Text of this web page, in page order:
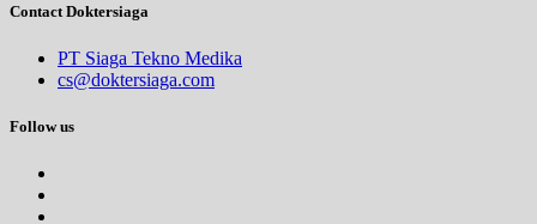
Contact Doktersiaga
PT Siaga Tekno Medika
cs@doktersiaga.com
Follow us